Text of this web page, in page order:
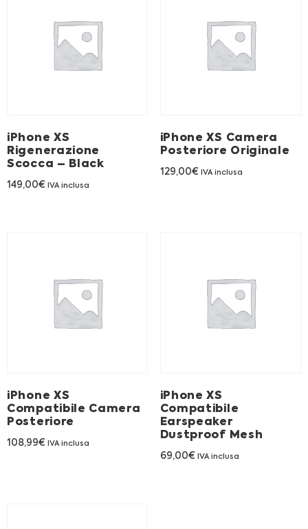
iPhone XS
Rigenerazione
Scocca – Black
149,00€ IVA inclusa
iPhone XS Camera
Posteriore Originale
129,00€ IVA inclusa
iPhone XS
Compatibile Camera
Posteriore
108,99€ IVA inclusa
iPhone XS
Compatibile
Earspeaker
Dustproof Mesh
69,00€ IVA inclusa